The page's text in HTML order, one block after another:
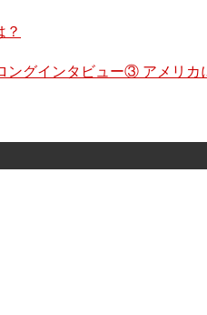
？
ングインタビュー③ アメリカ